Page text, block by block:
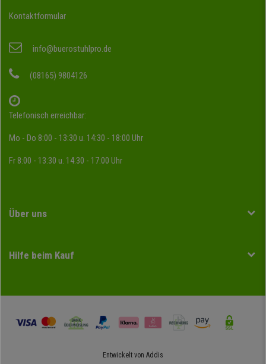
Kontaktformular
info@buerostuhlpro.de
(08165) 9804126
Telefonisch erreichbar:
Mo - Do 8:00 - 13:30 u. 14:30 - 18:00 Uhr
Fr 8:00 - 13:30 u. 14:30 - 17:00 Uhr
Über uns
Hilfe beim Kauf
Entwickelt von Addis